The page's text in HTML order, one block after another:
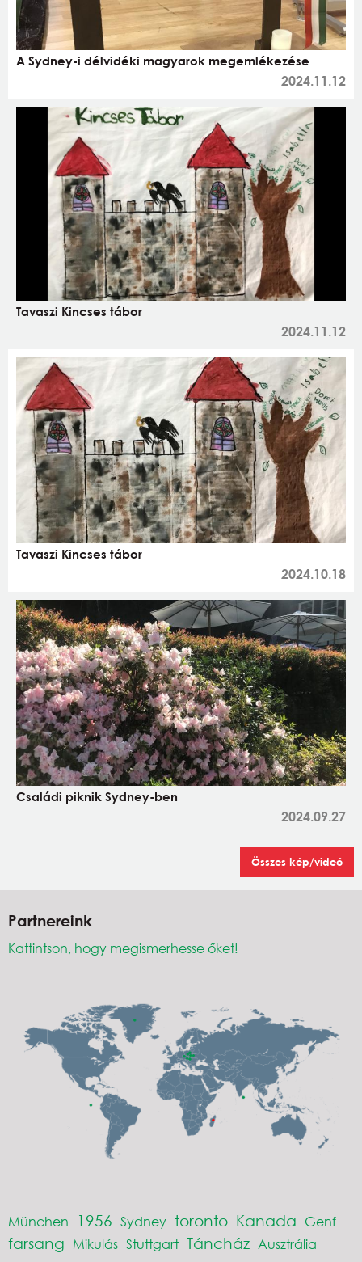
A Sydney-i délvidéki magyarok megemlékezése
2024.11.12
Tavaszi Kincses tábor
2024.11.12
Tavaszi Kincses tábor
2024.10.18
Családi piknik Sydney-ben
2024.09.27
Összes kép/videó
Partnereink
Kattintson, hogy megismerhesse őket!
München 1956 Sydney toronto Kanada Genf
farsang Mikulás Stuttgart Táncház Ausztrália